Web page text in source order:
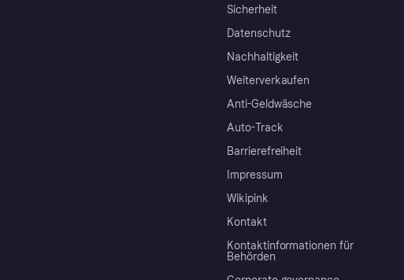
Sicherheit
Datenschutz
Nachhaltigkeit
Weiterverkaufen
Anti-Geldwäsche
Auto-Track
Barrierefreiheit
Impressum
Wikipink
Kontakt
Kontaktinformationen für
Behörden